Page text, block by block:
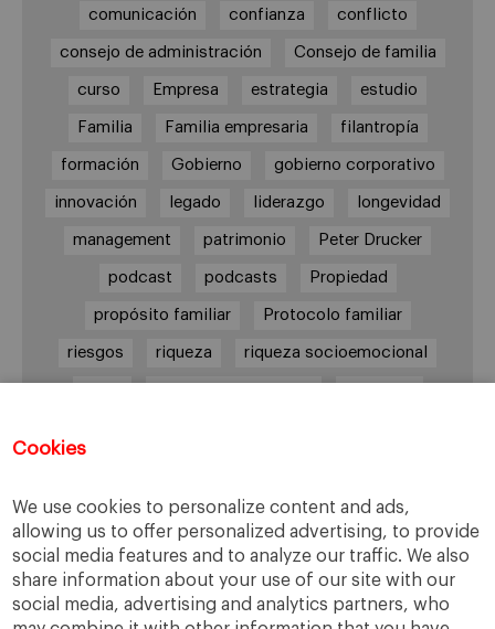
Cookies
We use cookies to personalize content and ads,
allowing us to offer personalized advertising, to provide
social media features and to analyze our traffic. We also
share information about your use of our site with our
social media, advertising and analytics partners, who
comunicación confianza conflicto
consejo de administración Consejo de familia
curso Empresa estrategia estudio
Familia Familia empresaria filantropía
formación Gobierno gobierno corporativo
innovación legado liderazgo longevidad
management patrimonio Peter Drucker
podcast podcasts Propiedad
propósito familiar Protocolo familiar
riesgos riqueza riqueza socioemocional
Enlaces
Cátedra de Empresa Familiar